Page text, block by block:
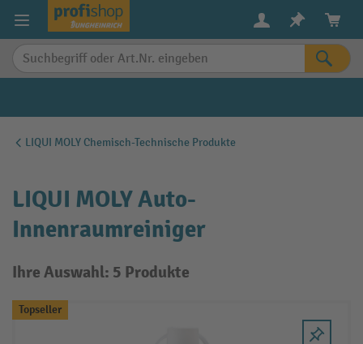
springen
LIQUI MOLY Chemisch-Technische Produkte
LIQUI MOLY Auto-
Innenraumreiniger
Ihre Auswahl: 5 Produkte
Topseller